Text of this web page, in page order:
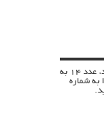
جهت عضویت در سامانه پیام کوتاه کانون موعود، عدد 14 به
به شماره